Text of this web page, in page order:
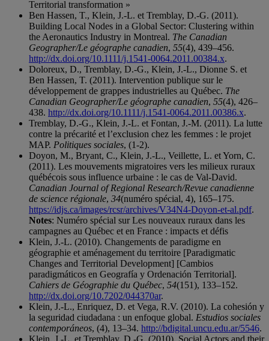
Territorial transformation »
Ben Hassen, T., Klein, J.-L. et Tremblay, D.-G. (2011).
Building Local Nodes in a Global Sector: Clustering within
the Aeronautics Industry in Montreal. The Canadian
Geographer/Le géographe canadien, 55(4), 439–456.
http://dx.doi.org/10.1111/j.1541-0064.2011.00384.x.
Doloreux, D., Tremblay, D.-G., Klein, J.-L., Dionne S. et
Ben Hassen, T. (2011). Intervention publique sur le
développement de grappes industrielles au Québec. The
Canadian Geographer/Le géographe canadien, 55(4), 426–
438. http://dx.doi.org/10.1111/j.1541-0064.2011.00386.x.
Tremblay, D.-G., Klein, J.-L. et Fontan, J.-M. (2011). La lutte
contre la précarité et l’exclusion chez les femmes : le projet
MAP. Politiques sociales, (1-2).
Doyon, M., Bryant, C., Klein, J.-L., Veillette, L. et Yorn, C.
(2011). Les mouvements migratoires vers les milieux ruraux
québécois sous influence urbaine : le cas de Val-David.
Canadian Journal of Regional Research/Revue canadienne
de science régionale, 34(numéro spécial, 4), 165–175.
https://idjs.ca/images/rcsr/archives/V34N4-Doyon-et-al.pdf.
Notes: Numéro spécial sur Les nouveaux ruraux dans les
campagnes au Québec et en France : impacts et défis
Klein, J.-L. (2010). Changements de paradigme en
géographie et aménagement du territoire [Paradigmatic
Changes and Territorial Development] [Cambios
paradigmáticos en Geografía y Ordenación Territorial].
Cahiers de Géographie du Québec, 54(151), 133–152.
http://dx.doi.org/10.7202/044370ar.
Klein, J.-L., Enriquez, D. et Vega, R.V. (2010). La cohesión y
la seguridad ciudadana : un enfoque global. Estudios sociales
contemporáneos, (4), 13–34. http://bdigital.uncu.edu.ar/5546.
Klein, J.-L. et Tremblay, D.-G. (2010). Social Actors and their